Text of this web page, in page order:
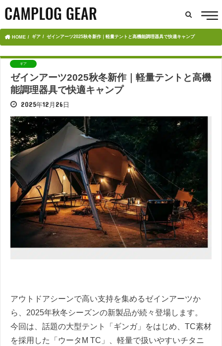
HOME ギア ゼインアーツ2025秋冬新作｜軽量テントと高機能調理器具で快適キャンプ
ギア
ゼインアーツ2025秋冬新作｜軽量テントと高機
能調理器具で快適キャンプ
2025年12月26日
アウトドアシーンで高い支持を集めるゼインアーツか
ら、2025年秋冬シーズンの新製品が続々登場します。
今回は、話題の大型テント「ギンガ」をはじめ、TC素材
を採用した「ウータM TC」、軽量で扱いやすいチタニ